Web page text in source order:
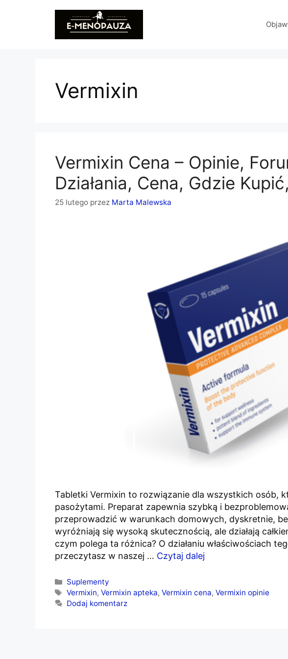
Vermixin
Vermixin Cena – Opinie,
Działania, Cena, Gdzie
25 lutego przez Marta Malewska
Tabletki Vermixin to rozwiązanie dla wszystkich osób,
pasożytami. Preparat zapewnia szybką i
przeprowadzić w warunkach domowych, dyskretnie,
wyróżniają się wysoką skutecznością, ale działają
czym polega ta różnica? O działaniu właściwościach
przeczytasz w naszej … Czytaj dalej
Kategorie
Suplementy
Tagi
Vermixin,Vermixin apteka,Vermixin cena,Vermixin opinie
Dodaj komentarz